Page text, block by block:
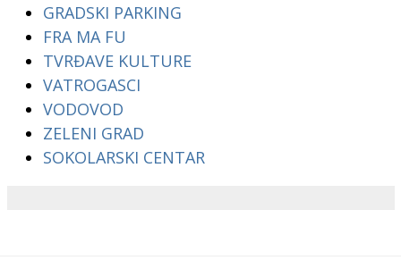
GRADSKI PARKING
FRA MA FU
TVRĐAVE KULTURE
VATROGASCI
VODOVOD
ZELENI GRAD
SOKOLARSKI CENTAR